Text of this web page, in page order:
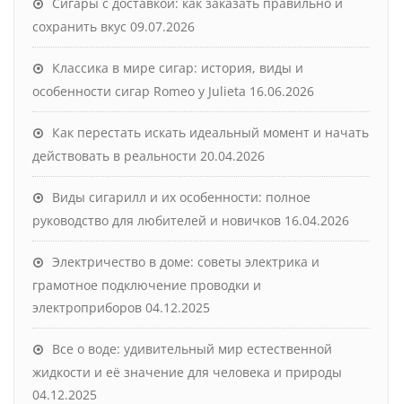
сохранить вкус 09.07.2026
Классика в мире сигар: история, виды и
особенности сигар Romeo y Julieta 16.06.2026
Как перестать искать идеальный момент и начать
действовать в реальности 20.04.2026
Виды сигарилл и их особенности: полное
руководство для любителей и новичков 16.04.2026
Электричество в доме: советы электрика и
грамотное подключение проводки и
электроприборов 04.12.2025
Все о воде: удивительный мир естественной
жидкости и её значение для человека и природы
04.12.2025